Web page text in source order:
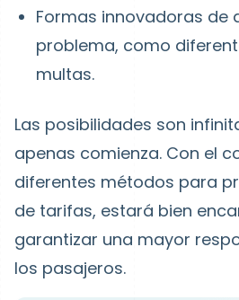
Formas innovadoras de
problema, como
multas.
Las posibilidades son
apenas comienza. Con el
diferentes métodos para
de tarifas, estará bien
garantizar una mayor
los pasajeros.